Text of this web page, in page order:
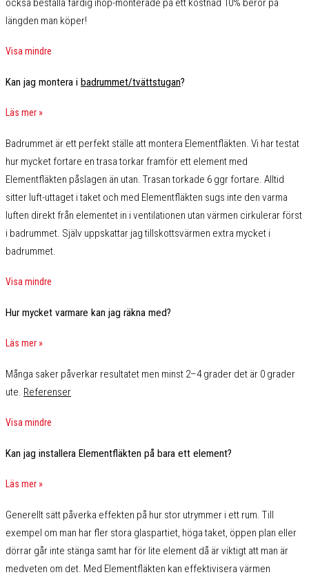
längden man köper!
Visa mindre
Kan jag montera i badrummet/tvättstugan?
Läs mer »
Badrummet är ett perfekt ställe att montera Elementfläkten. Vi har testat
hur mycket fortare en trasa torkar framför ett element med
Elementfläkten påslagen än utan. Trasan torkade 6 ggr fortare. Alltid
sitter luft-uttaget i taket och med Elementfläkten sugs inte den varma
luften direkt från elementet in i ventilationen utan värmen cirkulerar först
i badrummet. Själv uppskattar jag tillskottsvärmen extra mycket i
badrummet.
Visa mindre
Hur mycket varmare kan jag räkna med?
Läs mer »
Många saker påverkar resultatet men minst 2–4 grader det är 0 grader
ute. Referenser
Visa mindre
Kan jag installera Elementfläkten på bara ett element?
Läs mer »
Generellt sätt påverka effekten på hur stor utrymmer i ett rum. Till
exempel om man har fler stora glaspartiet, höga taket, öppen plan eller
dörrar går inte stänga samt har för lite element då är viktigt att man är
medveten om det. Med Elementfläkten kan effektivisera värmen